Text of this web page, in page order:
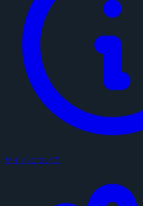
サイトについて